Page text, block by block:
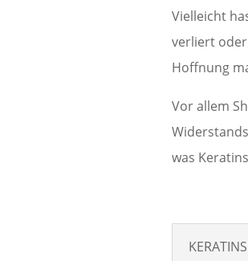
Vielleicht
verliert
Hoffnung
Vor allem
was